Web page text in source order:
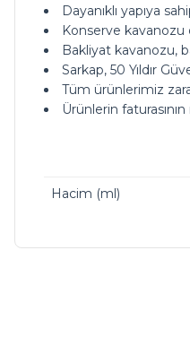
Dayanıklı yapıya
Konserve kavanozu
Bakliyat kavanozu,
Sarkap, 50 Yıldır
Tüm ürünlerimiz
Ürünlerin
Hacim (ml)